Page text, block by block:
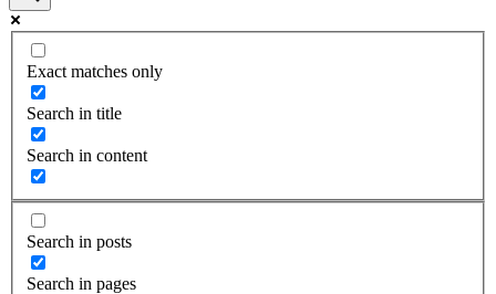
Exact matches only
Search in title
Search in content
Search in posts
Search in pages